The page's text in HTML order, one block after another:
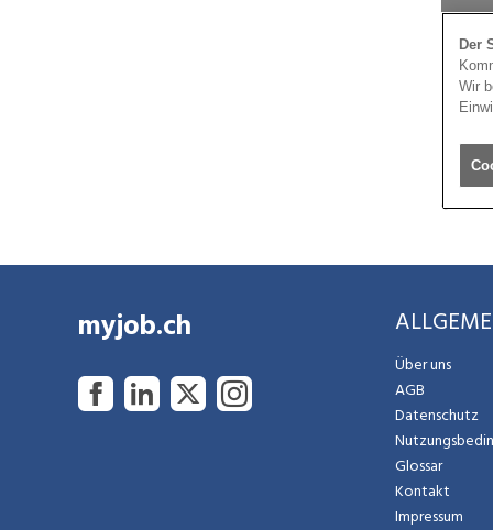
myjob.ch
Über uns
AGB
Datenschutz
Glossar
Kontakt
Impressum